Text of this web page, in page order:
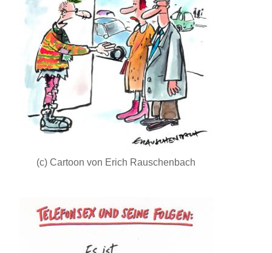
(c) Cartoon von Erich Rauschenbach